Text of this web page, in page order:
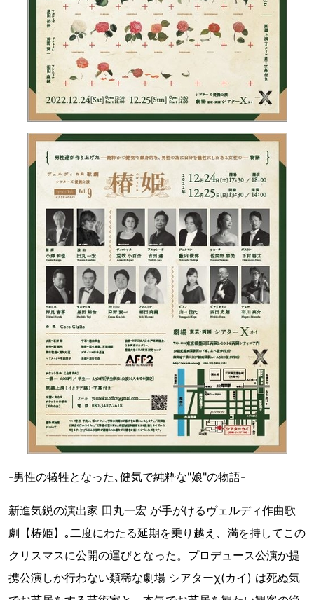
-男性の犠牲となった､健気で純粋な"娘"の物語-
新進気鋭の演出家 田丸一宏 が手がけるヴェルディ作曲歌
劇【椿姫】｡二度にわたる延期を乗り越え、満を持してこの
クリスマスに公開の運びとなった。プロデュース公演か提
携公演しか行わない類稀な劇場 シアターχ(カイ) は死ぬ気